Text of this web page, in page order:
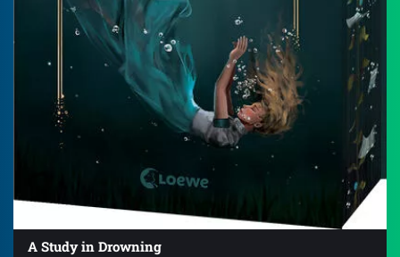
A Study in Drowning